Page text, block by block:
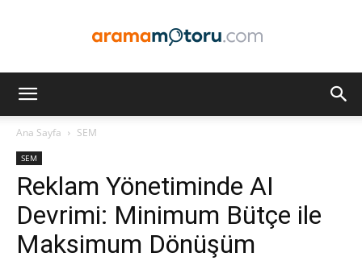
Optimizasyonu
Ana Sayfa SEM
SEM
Reklam Yönetiminde AI
Devrimi: Minimum Bütçe ile
Maksimum Dönüşüm